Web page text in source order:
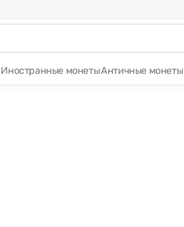
Иностранные монетыАнтичные монеты